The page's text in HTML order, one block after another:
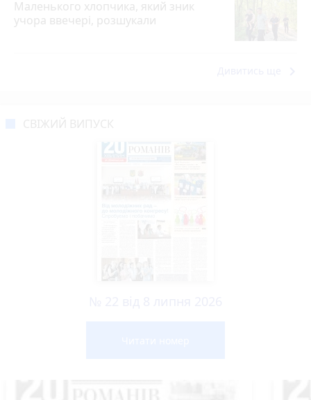
Маленького хлопчика, який зник
учора ввечері, розшукали